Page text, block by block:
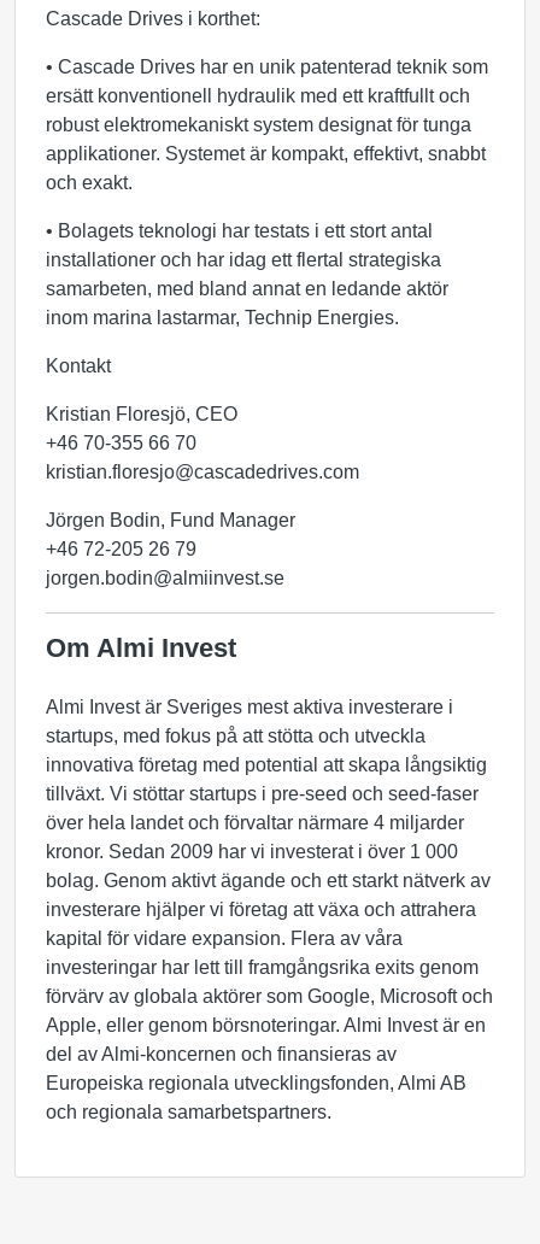
Cascade Drives i korthet:
• Cascade Drives har en unik patenterad teknik som
ersätt konventionell hydraulik med ett kraftfullt och
robust elektromekaniskt system designat för tunga
applikationer. Systemet är kompakt, effektivt, snabbt
och exakt.
• Bolagets teknologi har testats i ett stort antal
installationer och har idag ett flertal strategiska
samarbeten, med bland annat en ledande aktör
inom marina lastarmar, Technip Energies.
Kontakt
Kristian Floresjö, CEO
+46 70-355 66 70
kristian.floresjo@cascadedrives.com
Jörgen Bodin, Fund Manager
+46 72-205 26 79
jorgen.bodin@almiinvest.se
Om Almi Invest
Almi Invest är Sveriges mest aktiva investerare i
startups, med fokus på att stötta och utveckla
innovativa företag med potential att skapa långsiktig
tillväxt. Vi stöttar startups i pre-seed och seed-faser
över hela landet och förvaltar närmare 4 miljarder
kronor. Sedan 2009 har vi investerat i över 1 000
bolag. Genom aktivt ägande och ett starkt nätverk av
investerare hjälper vi företag att växa och attrahera
kapital för vidare expansion. Flera av våra
investeringar har lett till framgångsrika exits genom
förvärv av globala aktörer som Google, Microsoft och
Apple, eller genom börsnoteringar. Almi Invest är en
del av Almi-koncernen och finansieras av
Europeiska regionala utvecklingsfonden, Almi AB
och regionala samarbetspartners.